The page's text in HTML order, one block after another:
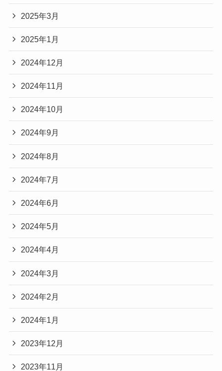
2025年3月
2025年1月
2024年12月
2024年11月
2024年10月
2024年9月
2024年8月
2024年7月
2024年6月
2024年5月
2024年4月
2024年3月
2024年2月
2024年1月
2023年12月
2023年11月